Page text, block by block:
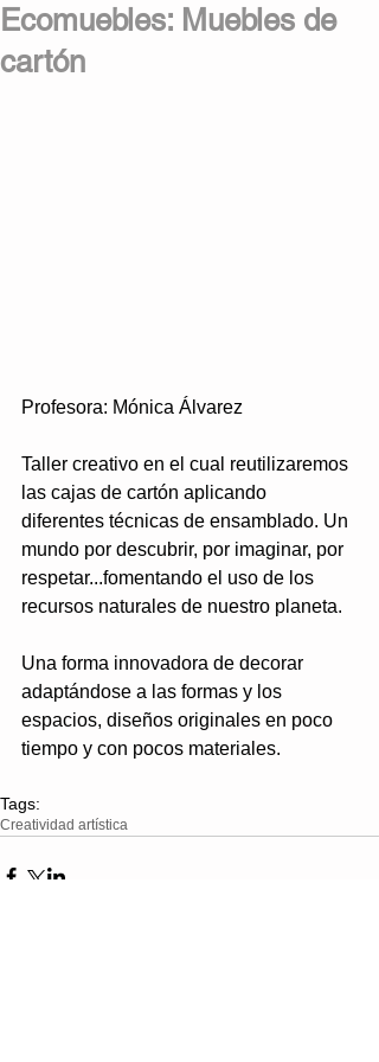
Ecomuebles: Muebles de
cartón
Profesora: Mónica Álvarez
Taller creativo en el cual reutilizaremos
las cajas de cartón aplicando
diferentes técnicas de ensamblado. Un
mundo por descubrir, por imaginar, por
respetar...fomentando el uso de los
recursos naturales de nuestro planeta.
Una forma innovadora de decorar
adaptándose a las formas y los
espacios, diseños originales en poco
tiempo y con pocos materiales.
Tags:
Creatividad artística